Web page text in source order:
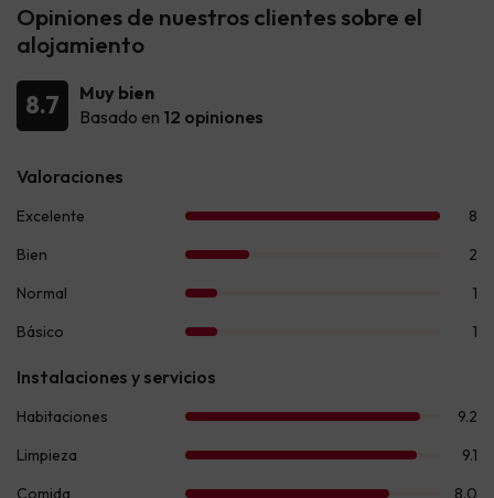
Opiniones de nuestros clientes sobre el
alojamiento
8.7
Muy bien
Basado en 12 opiniones